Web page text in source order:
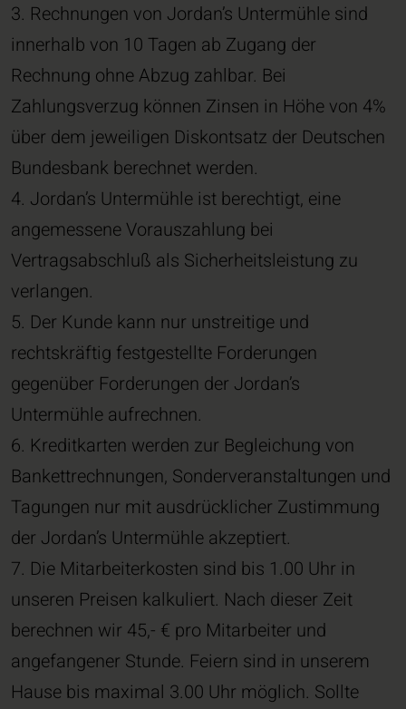
3. Rechnungen von Jordan’s Untermühle sind
innerhalb von 10 Tagen ab Zugang der
Rechnung ohne Abzug zahlbar. Bei
Zahlungsverzug können Zinsen in Höhe von 4%
über dem jeweiligen Diskontsatz der Deutschen
Bundesbank berechnet werden.
4. Jordan’s Untermühle ist berechtigt, eine
angemessene Vorauszahlung bei
Vertragsabschluß als Sicherheitsleistung zu
verlangen.
5. Der Kunde kann nur unstreitige und
rechtskräftig festgestellte Forderungen
gegenüber Forderungen der Jordan’s
Untermühle aufrechnen.
6. Kreditkarten werden zur Begleichung von
Bankettrechnungen, Sonderveranstaltungen und
Tagungen nur mit ausdrücklicher Zustimmung
der Jordan’s Untermühle akzeptiert.
7. Die Mitarbeiterkosten sind bis 1.00 Uhr in
unseren Preisen kalkuliert. Nach dieser Zeit
berechnen wir 45,- € pro Mitarbeiter und
angefangener Stunde. Feiern sind in unserem
Hause bis maximal 3.00 Uhr möglich. Sollte